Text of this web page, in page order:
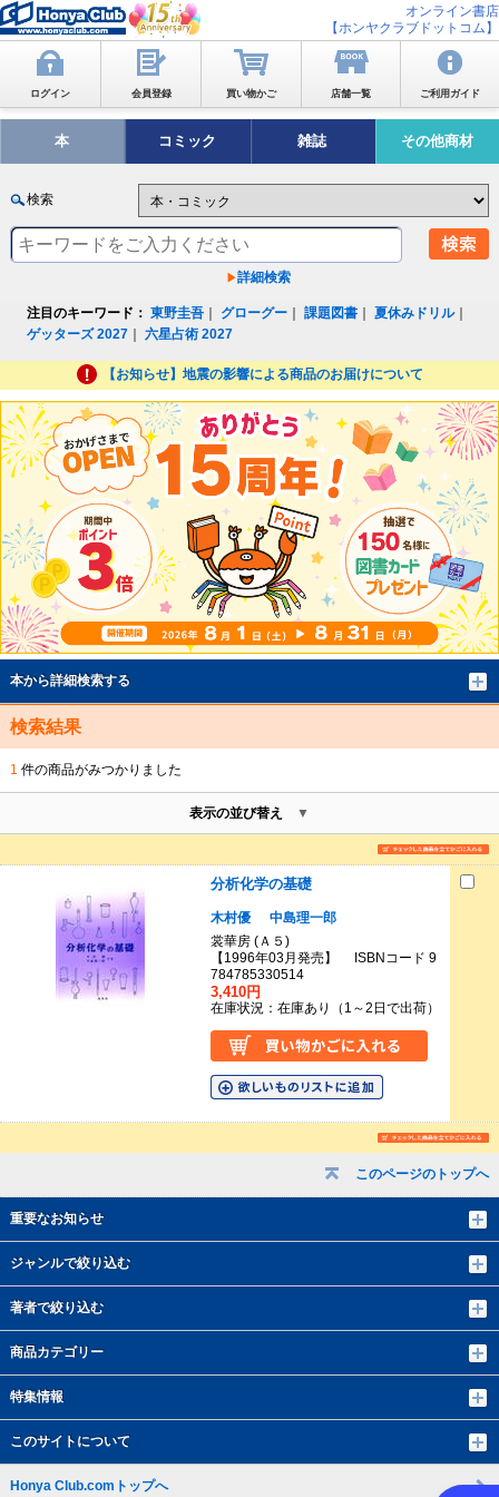
オンライン書店
【ホンヤクラブドットコム】
ログイン 会員登録 買い物かご 店舗一覧 ご利用ガイド
本 コミック 雑誌 その他商材
検索
詳細検索
注目のキーワード： 東野圭吾 グローグー ｜課題図書 ｜夏休みドリル｜
ゲッターズ 2027 ｜六星占術 2027
【お知らせ】地震の影響による商品のお届けについて
このページのトップへ
重要なお知らせ
ジャンルで絞り込む
著者で絞り込む
商品カテゴリー
特集情報
このサイトについて
本から詳細検索する
検索結果
1 件の商品がみつかりました
表示の並び替え
分析化学の基礎
木村優
中島理一郎
裳華房 (Ａ５)
【1996年03月発売】 ISBNコード 9
784785330514
3,410円
在庫状況：在庫あり（1～2日で出荷）
Honya Club.comトップへ